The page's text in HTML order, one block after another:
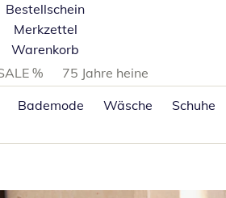
Bestellschein
Merkzettel
Warenkorb
%
75 Jahre heine
Bademode Wäsche Schuhe